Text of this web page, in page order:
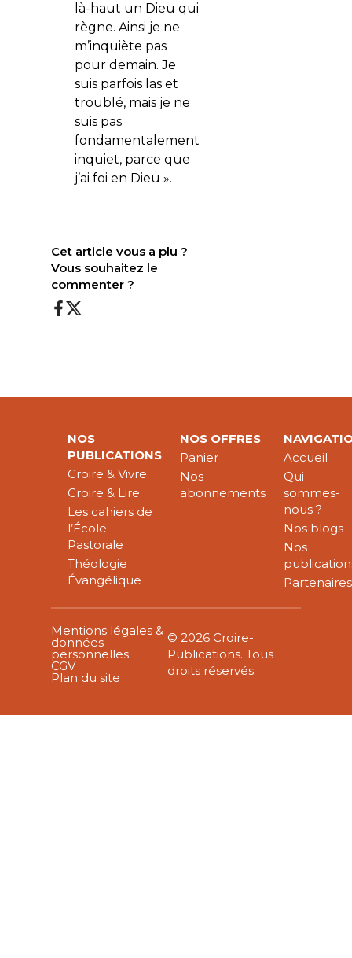
là-haut un Dieu qui
règne. Ainsi je ne
m’inquiète pas
pour demain. Je
suis parfois las et
troublé, mais je ne
suis pas
fondamentalement
inquiet, parce que
j’ai foi en Dieu ».
Cet article vous a plu ?
Vous souhaitez le
commenter ?
NOS
PUBLICATIONS
Croire & Vivre
Croire & Lire
Les cahiers de
l’École
Pastorale
Théologie
Évangélique
NOS OFFRES
Panier
Nos
abonnements
Accueil
Qui
sommes-
nous ?
Nos blogs
Nos
Partenaires
Mentions légales &
données
personnelles
CGV
Plan du site
© 2026 Croire-
Publications. Tous
droits réservés.